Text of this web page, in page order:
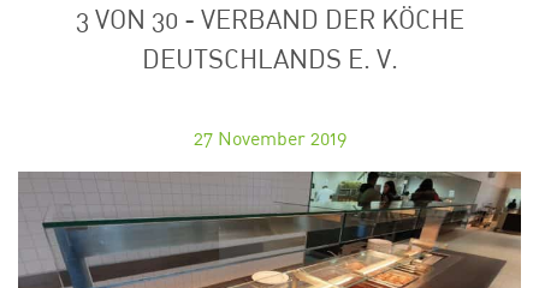
3 VON 30 - VERBAND DER KÖCHE
DEUTSCHLANDS E. V.
27 November 2019